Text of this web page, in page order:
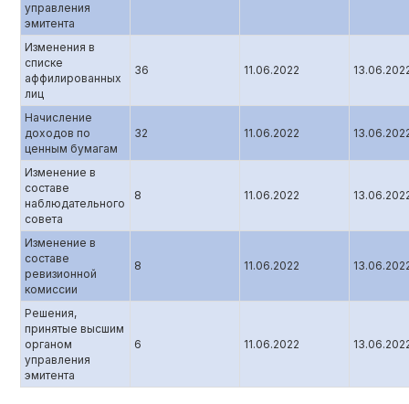
управления
эмитента
Изменения в
списке
аффилированных
лиц
36 11.06.2022
Начисление
доходов по
ценным бумагам
32 11.06.2022
Изменение в
составе
наблюдательного
совета
8 11.06.2022
Изменение в
составе
ревизионной
комиссии
8 11.06.2022
Решения,
принятые высшим
органом
управления
эмитента
6 11.06.2022